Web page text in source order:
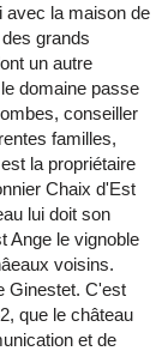
avec la maison de
grands
un autre
domaine passe
conseiller
familles,
la propriétaire
Chaix d'Est
lui doit son
Ange le vignoble
voisins.
Ginestet. C'est
que le château
et de